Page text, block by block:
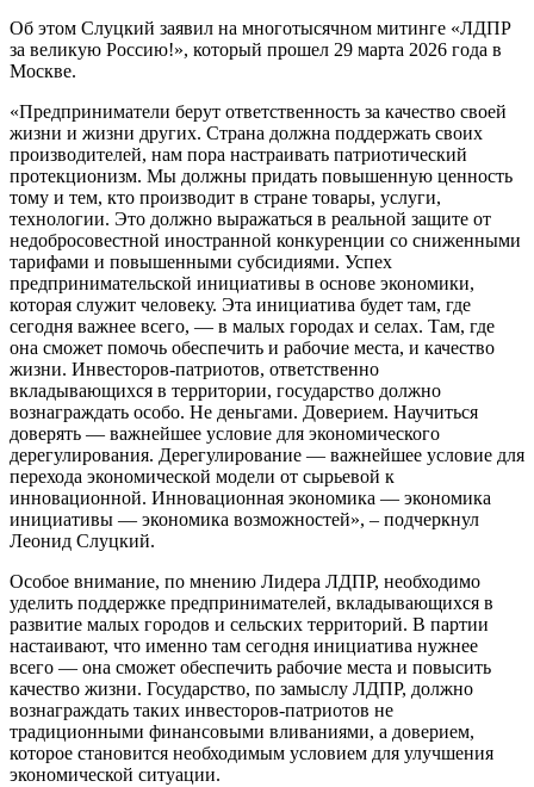
Об этом Слуцкий заявил на многотысячном митинге «ЛДПР
за великую Россию!», который прошел 29 марта 2026 года в
Москве.
«Предприниматели берут ответственность за качество своей
жизни и жизни других. Страна должна поддержать своих
производителей, нам пора настраивать патриотический
протекционизм. Мы должны придать повышенную ценность
тому и тем, кто производит в стране товары, услуги,
технологии. Это должно выражаться в реальной защите от
недобросовестной иностранной конкуренции со сниженными
тарифами и повышенными субсидиями. Успех
предпринимательской инициативы в основе экономики,
которая служит человеку. Эта инициатива будет там, где
сегодня важнее всего, — в малых городах и селах. Там, где
она сможет помочь обеспечить и рабочие места, и качество
жизни. Инвесторов-патриотов, ответственно
вкладывающихся в территории, государство должно
вознаграждать особо. Не деньгами. Доверием. Научиться
доверять — важнейшее условие для экономического
дерегулирования. Дерегулирование — важнейшее условие для
перехода экономической модели от сырьевой к
инновационной. Инновационная экономика — экономика
инициативы — экономика возможностей», ‒ подчеркнул
Леонид Слуцкий.
Особое внимание, по мнению Лидера ЛДПР, необходимо
уделить поддержке предпринимателей, вкладывающихся в
развитие малых городов и сельских территорий. В партии
настаивают, что именно там сегодня инициатива нужнее
всего — она сможет обеспечить рабочие места и повысить
качество жизни. Государство, по замыслу ЛДПР, должно
вознаграждать таких инвесторов-патриотов не
традиционными финансовыми вливаниями, а доверием,
которое становится необходимым условием для улучшения
экономической ситуации.